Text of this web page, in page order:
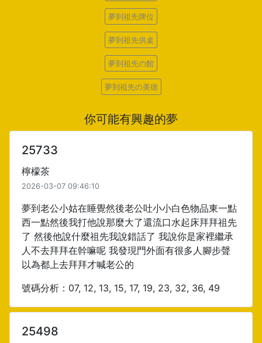
夢到祖先牌位
夢到祖先供桌
夢到祖先の館
夢到祖先の美徳
你可能有興趣的夢
25733
檸檬茶
2026-03-07 09:46:10
夢到老公小姑在睡覺然後老公吐小小白色物品東一點
西一點然後我打他說那麼大了還流口水起床拜拜祖先
了 然後他說什麼祖先我說錯話了 我說你是家裡繼承
人不去拜拜在幹嘛呢 我發現門外面有很多人腳步聲
以為都上去拜拜才喊老公的
號碼分析：07, 12, 13, 15, 17, 19, 23, 32, 36, 49
25498